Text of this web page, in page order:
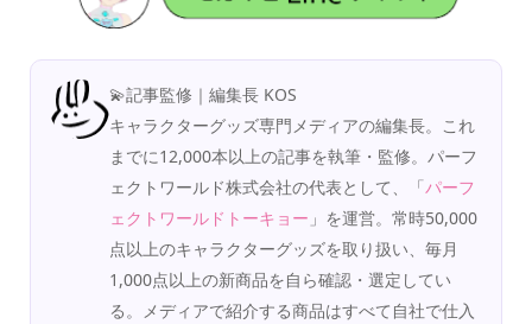
💫記事監修｜編集長 KOS
キャラクターグッズ専門メディアの編集長。これ
までに12,000本以上の記事を執筆・監修。パーフ
ェクトワールド株式会社の代表として、「パーフ
ェクトワールドトーキョー 」を運営。常時50,000
点以上のキャラクターグッズを取り扱い、毎月
1,000点以上の新商品を自ら確認・選定してい
る。メディアで紹介する商品はすべて自社で仕入